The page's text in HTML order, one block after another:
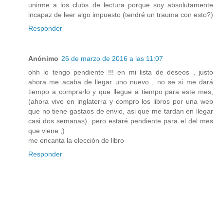
unirme a los clubs de lectura porque soy absolutamente
incapaz de leer algo impuesto (tendré un trauma con esto?)
Responder
Anónimo 26 de marzo de 2016 a las 11:07
ohh lo tengo pendiente !!! en mi lista de deseos , justo
ahora me acaba de llegar uno nuevo , no se si me dará
tiempo a comprarlo y que llegue a tiempo para este mes,
(ahora vivo en inglaterra y compro los libros por una web
que no tiene gastaos de envio, asi que me tardan en llegar
casi dos semanas). pero estaré pendiente para el del mes
que viene ;)
me encanta la elección de libro
Responder